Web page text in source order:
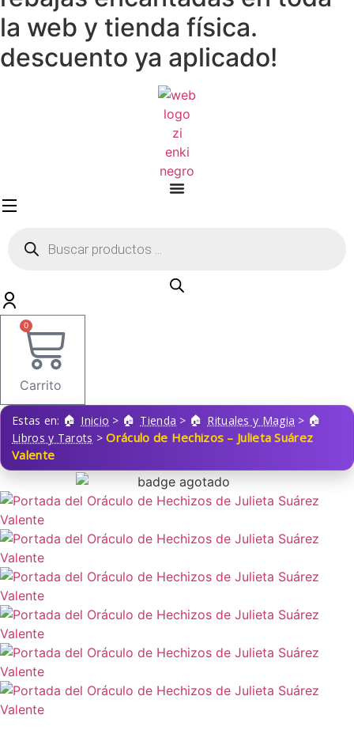
la web y tienda física.
descuento ya aplicado!
productos
0
Carrito
Estas en: Inicio > Tienda > Rituales y Magia >
Libros y Tarots >Oráculo de Hechizos – Julieta Suárez
Valente